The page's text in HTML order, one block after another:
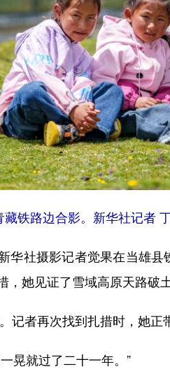
铁路边合影。新华社记者
华社摄影记者觉果在当雄
她见证了雪域高原天路破
者再次找到扎措时，她正
晃就过了二十一年。”